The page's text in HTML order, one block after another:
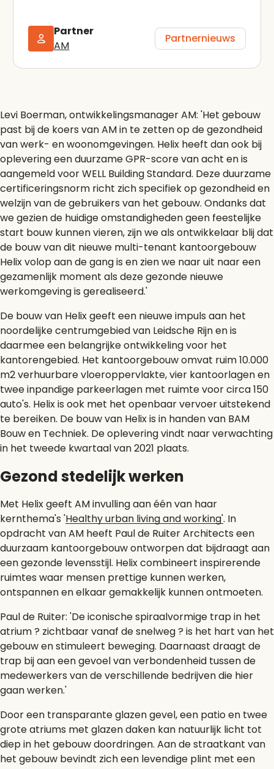
Partner
AM
Partnernieuws
Levi Boerman, ontwikkelingsmanager AM: 'Het gebouw
past bij de koers van AM in te zetten op de gezondheid
van werk- en woonomgevingen. Helix heeft dan ook bij
oplevering een duurzame GPR-score van acht en is
aangemeld voor WELL Building Standard. Deze duurzame
certificeringsnorm richt zich specifiek op gezondheid en
welzijn van de gebruikers van het gebouw. Ondanks dat
we gezien de huidige omstandigheden geen feestelijke
start bouw kunnen vieren, zijn we als ontwikkelaar blij dat
de bouw van dit nieuwe multi-tenant kantoorgebouw
Helix volop aan de gang is en zien we naar uit naar een
gezamenlijk moment als deze gezonde nieuwe
werkomgeving is gerealiseerd.'
De bouw van Helix geeft een nieuwe impuls aan het
noordelijke centrumgebied van Leidsche Rijn en is
daarmee een belangrijke ontwikkeling voor het
kantorengebied. Het kantoorgebouw omvat ruim 10.000
m2 verhuurbare vloeroppervlakte, vier kantoorlagen en
twee inpandige parkeerlagen met ruimte voor circa 150
auto's. Helix is ook met het openbaar vervoer uitstekend
te bereiken. De bouw van Helix is in handen van BAM
Bouw en Techniek. De oplevering vindt naar verwachting
in het tweede kwartaal van 2021 plaats.
Gezond stedelijk werken
Met Helix geeft AM invulling aan één van haar
kernthema's 'Healthy urban living and working'. In
opdracht van AM heeft Paul de Ruiter Architects een
duurzaam kantoorgebouw ontworpen dat bijdraagt aan
een gezonde levensstijl. Helix combineert inspirerende
ruimtes waar mensen prettige kunnen werken,
ontspannen en elkaar gemakkelijk kunnen ontmoeten.
Paul de Ruiter: 'De iconische spiraalvormige trap in het
atrium ? zichtbaar vanaf de snelweg ? is het hart van het
gebouw en stimuleert beweging. Daarnaast draagt de
trap bij aan een gevoel van verbondenheid tussen de
medewerkers van de verschillende bedrijven die hier
gaan werken.'
Door een transparante glazen gevel, een patio en twee
grote atriums met glazen daken kan natuurlijk licht tot
diep in het gebouw doordringen. Aan de straatkant van
het gebouw bevindt zich een levendige plint met een